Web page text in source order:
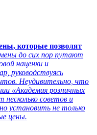
которые позволят
до сих пор путают
наценки и
руководствуясь
Неудивительно, что
«Академия розничных
советов и
установить не только
цены.